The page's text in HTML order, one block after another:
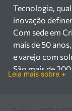
Tecnologia,
inovação
Com sede em
mais de 50
e varejo com
São mais de
Leia mais sobre +